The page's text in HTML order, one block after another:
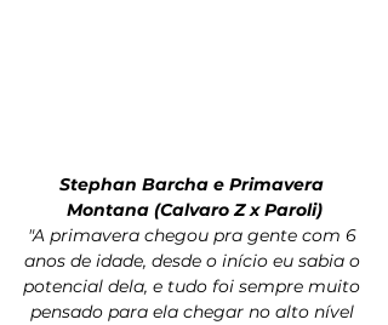
Stephan Barcha e Primavera
Montana (Calvaro Z x Paroli)
"A primavera chegou pra gente com 6
anos de idade, desde o início eu sabia o
potencial dela, e tudo foi sempre muito
pensado para ela chegar no alto nível